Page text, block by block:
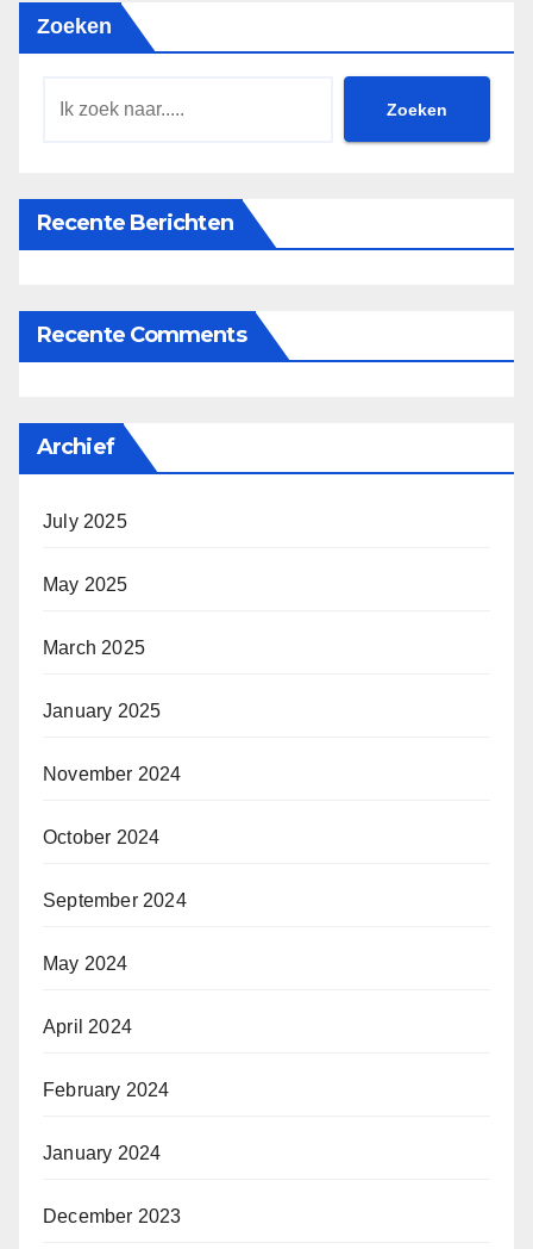
Zoeken
Zoeken
Recente Berichten
Recente Comments
Archief
July 2025
May 2025
March 2025
January 2025
November 2024
October 2024
September 2024
May 2024
April 2024
February 2024
January 2024
December 2023